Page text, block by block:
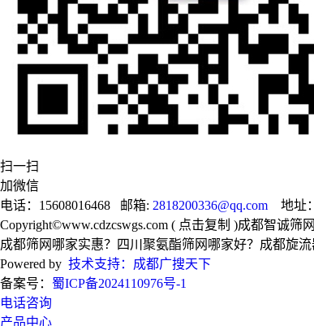
扫一扫
加微信
电话：15608016468 邮箱: 2818200336@qq.com 地址
Copyright©www.cdzcswgs.com ( 点击复制 )成都智诚筛
成都筛网哪家实惠？四川聚氨酯筛网哪家好？成都旋
Powered by 技术支持：成都广搜天下
备案号： 蜀ICP备2024110976号-1
电话咨询
产品中心